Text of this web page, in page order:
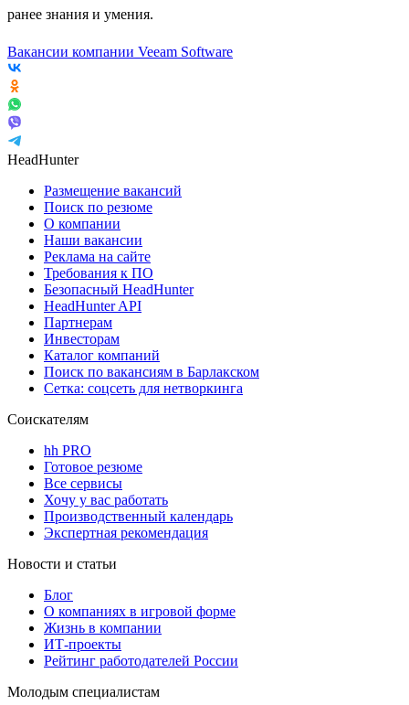
ранее знания и умения.
Вакансии компании Veeam Software
HeadHunter
Размещение вакансий
Поиск по резюме
О компании
Наши вакансии
Реклама на сайте
Требования к ПО
Безопасный HeadHunter
HeadHunter API
Партнерам
Инвесторам
Каталог компаний
Поиск по вакансиям в Барлакском
Сетка: соцсеть для нетворкинга
Соискателям
hh PRO
Готовое резюме
Все сервисы
Хочу у вас работать
Производственный календарь
Экспертная рекомендация
Новости и статьи
Блог
О компаниях в игровой форме
Жизнь в компании
ИТ-проекты
Рейтинг работодателей России
Молодым специалистам